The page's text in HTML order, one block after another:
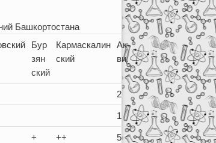
Башкортостана
Бур
зян
ский
Кармаскалин
ский
Активность
вида
2
1
+ ++ 5